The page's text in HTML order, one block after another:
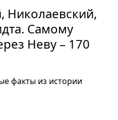
Николаевский,
Cамому
Неву – 170
факты из истории